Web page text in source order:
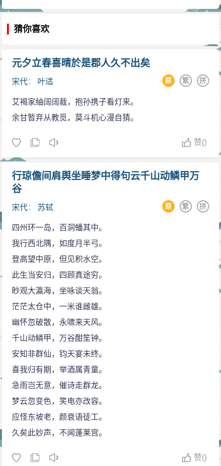
猜你喜欢
元夕立春喜晴於是郡人久不出矣
宋代： 叶适 拼
繁
原
艾褐家紬阔阔裁，抱孙携子看灯来。
余甘暂弃从教觅，莫斗机心漫自猜。
赞()
行琼儋间肩舆坐睡梦中得句云千山动鳞甲万
谷
宋代： 苏轼 拼
繁
原
四州环一岛，百洞蟠其中。
我行西北隅，如度月半弓。
登高望中原，但见积水空。
此生当安归，四顾真途穷。
眇观大瀛海，坐咏谈天翁。
茫茫太仓中，一米谁雌雄。
幽怀忽破散，永啸来天风。
千山动鳞甲，万谷酣笙钟。
安知非群仙，钧天宴未终。
喜我归有期，举酒属青童。
急雨岂无意，催诗走群龙。
梦云忽变色，笑电亦改容。
应怪东坡老，颜衰语徒工。
久矣此妙声，不闻蓬莱宫。
赞()